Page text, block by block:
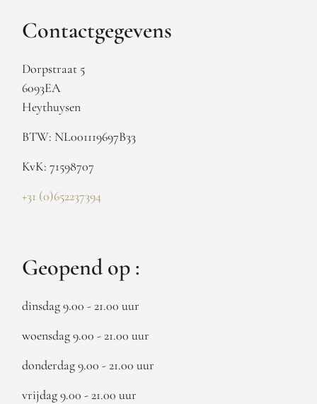
Contactgegevens
Dorpstraat 5
6093EA
Heythuysen
BTW: NL001119697B33
KvK: 71598707
+31 (0)652237394
Geopend op :
dinsdag 9.00 - 21.00 uur
woensdag 9.00 - 21.00 uur
donderdag 9.00 - 21.00 uur
vrijdag 9.00 - 21.00 uur